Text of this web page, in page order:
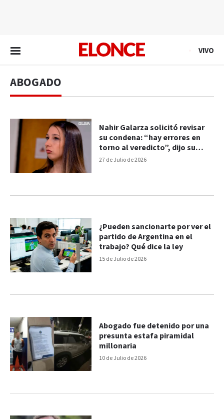
VIVO
ABOGADO
27 de Julio de 2026
Nahir Galarza solicitó revisar
su condena: “hay errores en
torno al veredicto”, dijo su
abogado
15 de Julio de 2026
¿Pueden sancionarte por ver el
partido de Argentina en el
trabajo? Qué dice la ley
10 de Julio de 2026
Abogado fue detenido por una
presunta estafa piramidal
millonaria